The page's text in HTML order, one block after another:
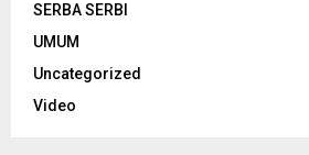
SERBA SERBI
UMUM
Uncategorized
Video